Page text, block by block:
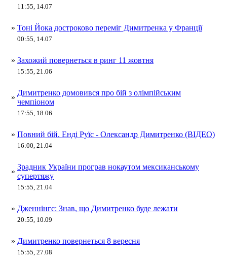
11:55, 14.07
» Тоні Йока достроково переміг Димитренка у Франції
00:55, 14.07
» Захожий повернеться в ринг 11 жовтня
15:55, 21.06
»
Димитренко домовився про бій з олімпійським
чемпіоном
17:55, 18.06
» Повний бій. Енді Руїс - Олександр Димитренко (ВІДЕО)
16:00, 21.04
»
Зрадник України програв нокаутом мексиканському
супертяжу
15:55, 21.04
» Дженнінгс: Знав, що Димитренко буде лежати
20:55, 10.09
» Димитренко повернеться 8 вересня
15:55, 27.08